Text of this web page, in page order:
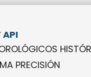
API
PRECISIÓN